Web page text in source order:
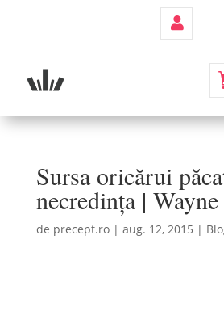
Sursa oricărui
necredința |
de precept.ro| aug. 12, 2015 |